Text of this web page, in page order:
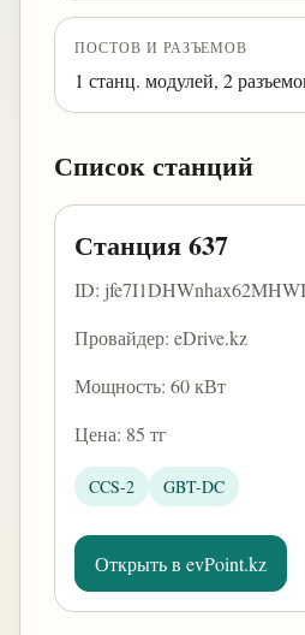
ПОСТОВ И РАЗЪЕМОВ
1 станц. модулей, 2
Список станций
Станция 637
ID:
Провайдер: eDrive.kz
Мощность: 60 кВт
Цена: 85 тг
CCS-2 GBT-DC
Открыть в evPoint.kz